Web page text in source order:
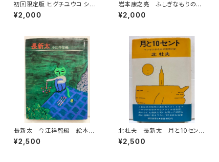
初回限定版 ヒグチユウコ シー
ル・ボックス サイン入り 201
8年 初版 グラフィック社
¥2,000
岩本康之亮 ふしぎなもりのも
のがたり 前川康男 創作どう
わ絵本８ 1966年 函なし
¥2,000
長新太 今江祥智編 絵本作
家文庫 1977年 すばる書房
文庫
¥2,500
北杜夫 長新太 月と10セン
ト 1971年 初版 帯 朝日
新聞社
¥2,500